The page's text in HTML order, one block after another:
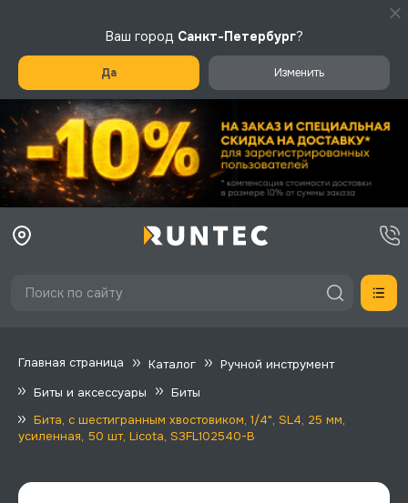
Ваш город Санкт-Петербург?
Да Изменить
Главная страница Каталог
Ручной инструмент
Биты и аксессуары
Биты
Бита, с шестигранным хвостовиком, 1/4", SL4, 25 мм,
усиленная, 50 шт, Licota, S3FL102540-B